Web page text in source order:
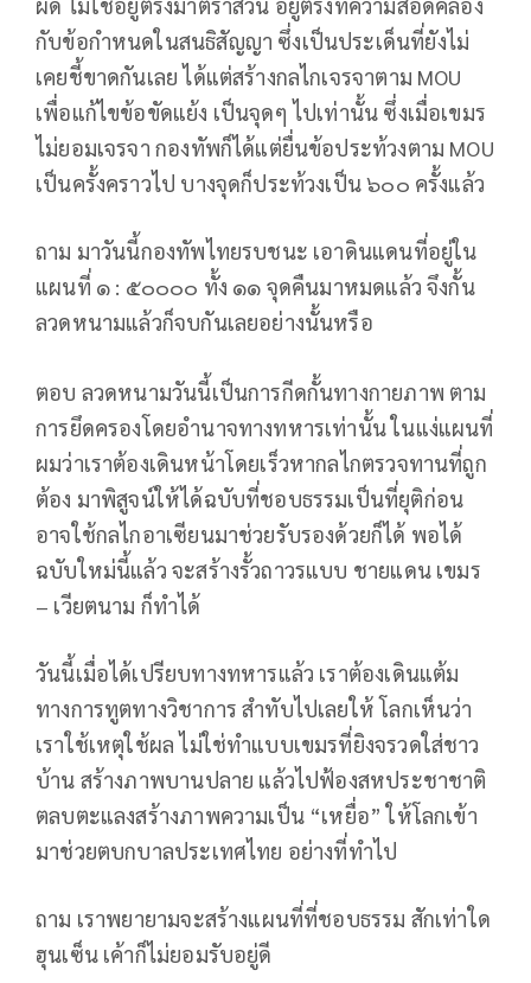
กับข้อกำหนดในสนธิสัญญา ซึ่งเป็นประเด็นที่ยังไม่
เคยชี้ขาดกันเลย ได้แต่สร้างกลไกเจรจาตาม MOU
เพื่อแก้ไขข้อขัดแย้ง เป็นจุดๆ ไปเท่านั้น ซึ่งเมื่อเขมร
ไม่ยอมเจรจา กองทัพก็ได้แต่ยื่นข้อประท้วงตาม MOU
เป็นครั้งคราวไป บางจุดก็ประท้วงเป็น ๖๐๐ ครั้งแล้ว
ถาม มาวันนี้กองทัพไทยรบชนะ เอาดินแดนที่อยู่ใน
แผนที่ ๑ : ๕๐๐๐๐ ทั้ง ๑๑ จุดคืนมาหมดแล้ว จึงกั้น
ลวดหนามแล้วก็จบกันเลยอย่างนั้นหรือ
ตอบ ลวดหนามวันนี้เป็นการกีดกั้นทางกายภาพ ตาม
การยึดครองโดยอำนาจทางทหารเท่านั้น ในแง่แผนที่
ผมว่าเราต้องเดินหน้าโดยเร็วหากลไกตรวจทานที่ถูก
ต้อง มาพิสูจน์ให้ได้ฉบับที่ชอบธรรมเป็นที่ยุติก่อน
อาจใช้กลไกอาเซียนมาช่วยรับรองด้วยก็ได้ พอได้
ฉบับใหม่นี้แล้ว จะสร้างรั้วถาวรแบบ ชายแดน เขมร
– เวียตนาม ก็ทำได้
วันนี้เมื่อได้เปรียบทางทหารแล้ว เราต้องเดินแต้ม
ทางการทูตทางวิชาการ สำทับไปเลยให้ โลกเห็นว่า
เราใช้เหตุใช้ผล ไม่ใช่ทำแบบเขมรที่ยิงจรวดใส่ชาว
บ้าน สร้างภาพบานปลาย แล้วไปฟ้องสหประชาชาติ
ตลบตะแลงสร้างภาพความเป็น “เหยื่อ” ให้โลกเข้า
มาช่วยตบกบาลประเทศไทย อย่างที่ทำไป
ถาม เราพยายามจะสร้างแผนที่ที่ชอบธรรม สักเท่าใด
ฮุนเซ็น เค้าก็ไม่ยอมรับอยู่ดี